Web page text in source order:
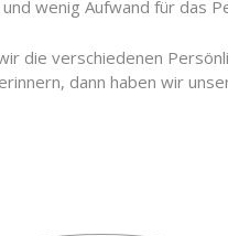
wenig Aufwand für das
die verschiedenen
dann haben wir